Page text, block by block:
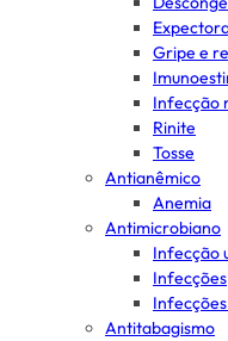
Gripe e
Infecção
Rinite
Tosse
Antianêmico
Anemia
Antimicrobiano
Infecção
Infecções
Antitabagismo